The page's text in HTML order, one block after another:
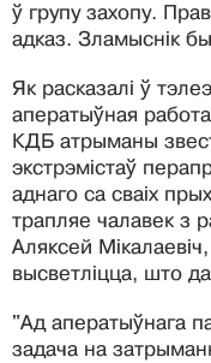
ў групу захопу.
адказ. Зламыснік
Як расказалі ў
аператыўная
КДБ атрыманы
экстрэмістаў
аднаго са сваіх
трапляе чалавек з
Аляксей
высветліцца, што
"Ад аператыўнага
задача на